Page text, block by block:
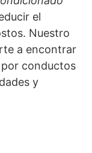
el
Nuestro
a encontrar
conductos
y